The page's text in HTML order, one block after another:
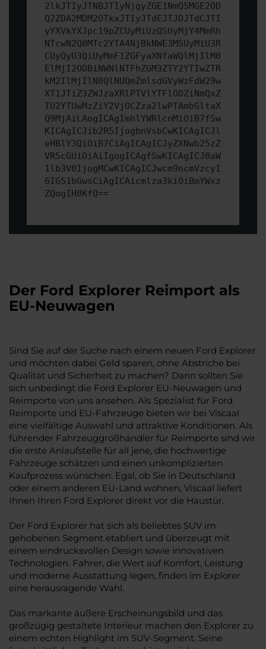
2lkJTIyJTNBJTIyNjgyZGE1NmQ5MGE2OD
Q2ZDA2MDM2OTkxJTIyJTdEJTJDJTdCJTI
yYXVkYXJpc19pZCUyMiUzQSUyMjY4MmRh
NTcwN2Q0MTc2YTA4NjBkNWE3MSUyMiU3R
CUyQyU3QiUyMmF1ZGFyaXNfaWQlMjIlM0
ElMjI2ODBiNWNlNTFhZGM3ZTY2YTIwZTR
kM2IlMjIlN0QlNUQmZmlsdGVyWzFdW29w
XT1JTiZ3ZWJzaXRlPTVlYTFlODZiNmQxZ
TU2YTUwMzZiY2VjOCZza2lwPTAmbGltaX
Q9MjAiLAogICAgImhlYWRlcnMiOiB7fSw
KICAgICJib2R5IjogbnVsbCwKICAgICJl
eHBlY3QiOiB7CiAgICAgICJyZXNwb25zZ
VR5cGUiOiAiIgogICAgfSwKICAgICJ0aW
1lb3V0IjogMCwKICAgICJwcm9ncmVzcyI
6IG51bGwsCiAgICAicmlza3kiOiBmYWxz
ZQogIH0KfQ==
Der Ford Explorer Reimport als
EU-Neuwagen
Sind Sie auf der Suche nach einem neuen Ford Explorer
und möchten dabei Geld sparen, ohne Abstriche bei
Qualität und Sicherheit zu machen? Dann sollten Sie
sich unbedingt die Ford Explorer EU-Neuwagen und
Reimporte von uns ansehen. Als Spezialist für Ford
Reimporte und EU-Fahrzeuge bieten wir bei Viscaal
eine vielfältige Auswahl und attraktive Konditionen. Als
führender Fahrzeuggroßhändler für Reimporte sind wir
die erste Anlaufstelle für all jene, die hochwertige
Fahrzeuge schätzen und einen unkomplizierten
Kaufprozess wünschen. Egal, ob Sie in Deutschland
oder einem anderen EU-Land wohnen, Viscaal liefert
Ihnen Ihren Ford Explorer direkt vor die Haustür.
Der Ford Explorer hat sich als beliebtes SUV im
gehobenen Segment etabliert und überzeugt mit
einem eindrucksvollen Design sowie innovativen
Technologien. Fahrer, die Wert auf Komfort, Leistung
und moderne Ausstattung legen, finden im Explorer
eine herausragende Wahl.
Das markante äußere Erscheinungsbild und das
großzügig gestaltete Interieur machen den Explorer zu
einem echten Highlight im SUV-Segment. Seine